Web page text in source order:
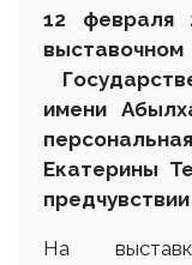
12 февраля
имени
Екатерины
На